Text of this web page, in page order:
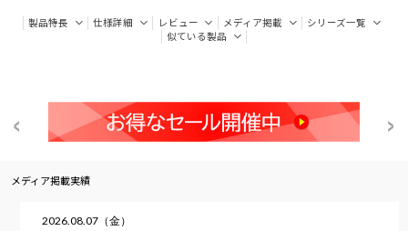
製品特長 仕様詳細 レビュー メディア掲載
シリーズ一覧
似ている製品
メディア掲載実績
2026.08.07（金）